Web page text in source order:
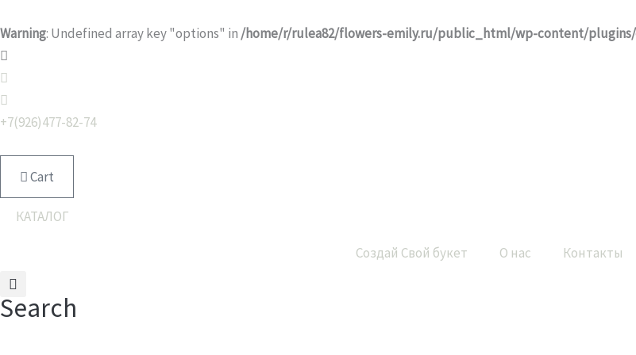
Warning: Undefined array key "options" in /home/r/rulea82/flowers-emily.ru/public_html/wp-content/
к
содержимому
+7(926)477-82-74
Cart
КАТАЛОГ
Создай Свой букет О нас Контакты
Search